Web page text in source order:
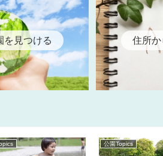
を見つける 住所
公園Topics